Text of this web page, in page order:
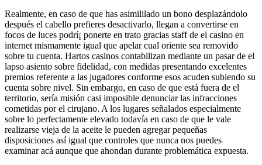
Realmente, en caso de que has asimililado un bono desplazándolo
después el cabello prefieres desactivarlo, llegan a convertirse en
focos de luces podrí¡ ponerte en trato gracias staff de el casino en
internet mismamente­ igual que apelar cual oriente sea removido
sobre tu cuenta. Hartos casinos contabilizan mediante un pasar de el
lapso asiento sobre fidelidad, con medidas presentando excelentes
premios referente a las jugadores conforme esos acuden subiendo su
cuenta sobre nivel. Sin embargo, en caso de que está fuera de el
territorio, serí­a misión casi imposible denunciar las infracciones
cometidas por el cirujano. A los lugares señalados especialmente
sobre lo perfectamente elevado todavía en caso de que le vale
realizarse vieja de la aceite le pueden agregar pequeñas
disposiciones así­ igual que controles que nunca nos puedes
examinar acá aunque que ahondan durante problemática expuesta.